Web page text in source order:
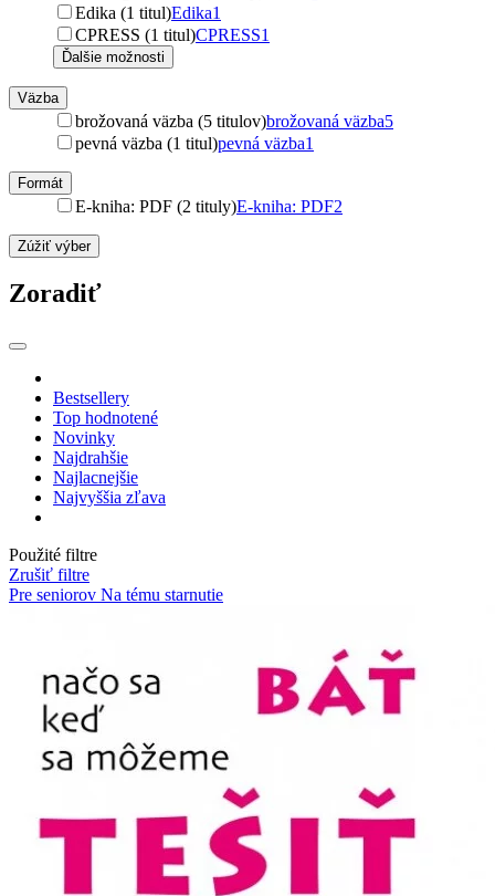
Edika (1 titul)Edika1
CPRESS (1 titul)CPRESS1
Ďalšie možnosti
Väzba
brožovaná väzba (5 titulov)brožovaná väzba5
pevná väzba (1 titul)pevná väzba1
Formát
E-kniha: PDF (2 tituly)E-kniha: PDF2
Zúžiť výber
Zoradiť
Bestsellery
Top hodnotené
Novinky
Najdrahšie
Najlacnejšie
Najvyššia zľava
Použité filtre
Zrušiť filtre
Pre seniorov Na tému starnutie